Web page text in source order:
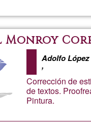
Monroy
Adolfo López
,
Corrección de
de textos.
Pintura.